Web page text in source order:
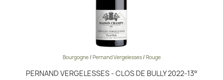
Bourgogne/Pernand Vergelesses/Rouge
PERNAND VERGELESSES - CLOS DE BULLY 2022-13°